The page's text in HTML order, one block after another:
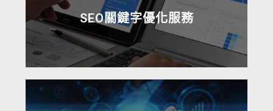
SEO關鍵字優化服務